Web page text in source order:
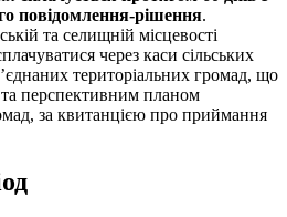
повідомлення-рішення.
та селищній місцевості
через каси сільських
територіальних громад, що
та перспективним планом
за квитанцією про приймання